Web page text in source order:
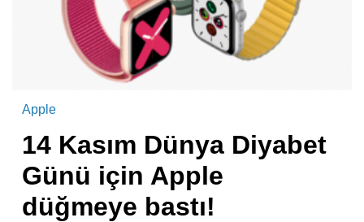
Apple
14 Kasım Dünya Diyabet
Günü için Apple
düğmeye bastı!